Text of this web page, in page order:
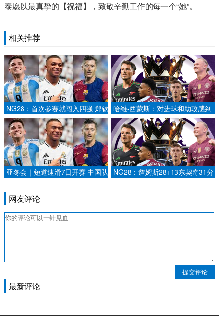
泰愿以最真挚的【祝福】，致敬辛勤工作的每一个“她”。
相关推荐
NG28：首次参赛就闯入四强 郑钦
文创造历史央视新闻客户端.
哈维-西蒙斯：对进球和助攻感到
满意，但没能取胜让我苦乐参半.
亚冬会｜短道速滑7日开赛 中国队
NG28：詹姆斯28+13东契奇31分
网友评论
提交评论
最新评论